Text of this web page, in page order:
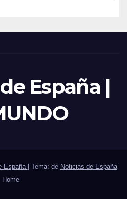
España |
España Tema: de Noticias de España
Home